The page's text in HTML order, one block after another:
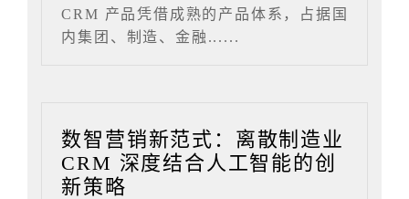
CRM 产品凭借成熟的产品体系，占据国
内集团、制造、金融......
数智营销新范式：离散制造业
CRM 深度结合人工智能的创
新策略